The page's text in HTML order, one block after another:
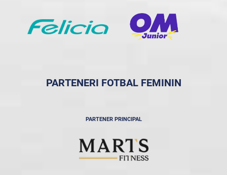
PARTENERI FOTBAL FEMININ
PARTENER PRINCIPAL